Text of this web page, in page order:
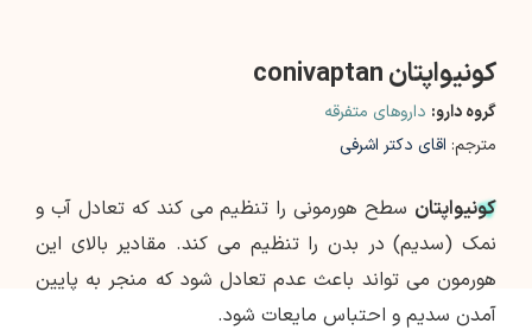
کونیواپتان conivaptan
گروه دارو: داروهای متفرقه
مترجم: اقای دکتر اشرفی
کونیواپتان سطح هورمونی را تنظیم می کند که تعادل آب و
نمک (سدیم) در بدن را تنظیم می کند. مقادیر بالای این
هورمون می تواند باعث عدم تعادل شود که منجر به پایین
آمدن سدیم و احتباس مایعات شود.